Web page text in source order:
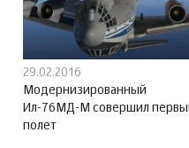
29.02.2016
Модернизированный
Ил-76МД-М совершил
полет